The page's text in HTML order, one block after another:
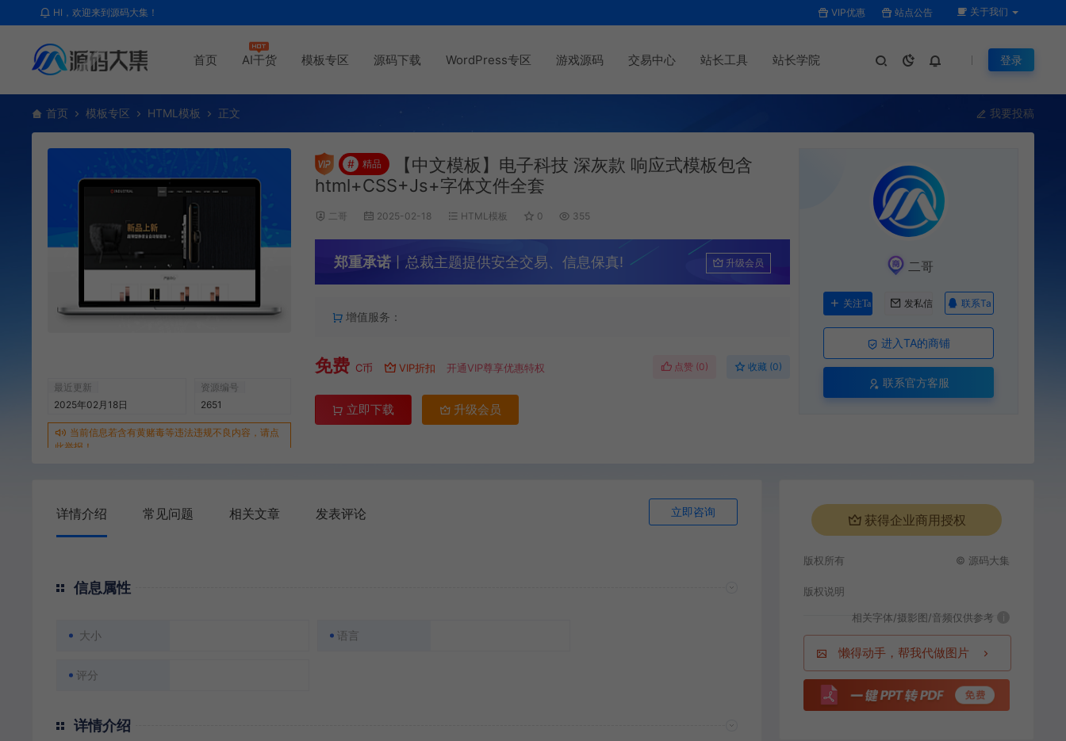
HI，欢迎来到源码大集！ VIP优惠 站点公告 关于我们
首页 AI干货 模板专区 源码下载 WordPress专区 游戏源码 交易中心 站长工具 站长学院 登录
首页 模板专区 HTML模板 正文 我要投稿
最近更新
2025年02月18日
资源编号
2651
当前信息若含有黄赌毒等违法违规不良内容，请点
此举报！
# 精品
【中文模板】电子科技 深灰款 响应式模板包含
html+CSS+Js+字体文件全套
二哥 2025-02-18 HTML模板 0 355
郑重承诺 丨总裁主题提供安全交易、信息保真! 升级会员
增值服务：
免费 C币 VIP折扣 开通VIP尊享优惠特权 点赞 (0) 收藏 (0)
立即下载 升级会员
二哥
关注Ta 发私信 联系Ta
进入TA的商铺
联系官方客服
详情介绍 常见问题 相关文章 发表评论 立即咨询
信息属性
大小 语言
评分
详情介绍
获得企业商用授权
版权所有 © 源码大集
版权说明
相关字体/摄影图/音频仅供参考 i
懒得动手，帮我代做图片